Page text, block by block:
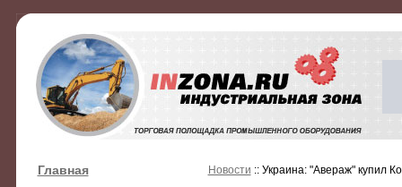
Главная
Новости :: Украина: "Авераж" купил